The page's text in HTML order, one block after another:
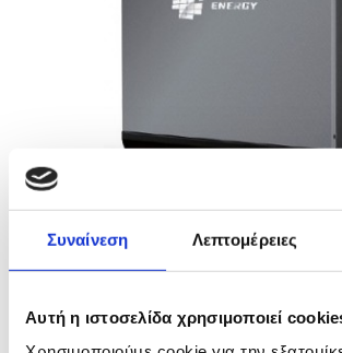
Συναίνεση Λεπτομέρειες
Αυτή η ιστοσελίδα χρησιμοποιεί
All-in-one inverter Courtois Energy MPS
μια εξαιρετική και οικονομική επιλογή για